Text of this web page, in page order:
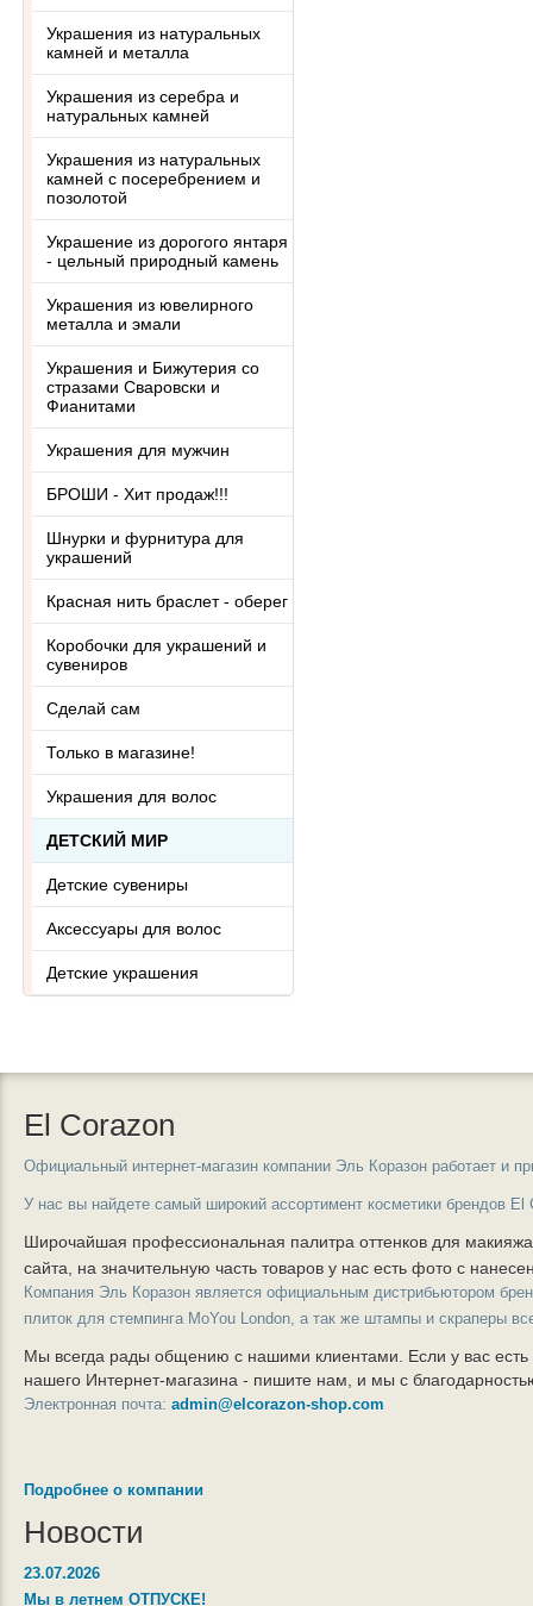
Украшения из натуральных
камней и металла
Украшения из серебра и
натуральных камней
Украшения из натуральных
камней с посеребрением и
позолотой
Украшение из дорогого янтаря
- цельный природный камень
Украшения из ювелирного
металла и эмали
Украшения и Бижутерия со
стразами Сваровски и
Фианитами
Украшения для мужчин
БРОШИ - Хит продаж!!!
Шнурки и фурнитура для
украшений
Красная нить браслет - оберег
Коробочки для украшений и
сувениров
Сделай сам
Только в магазине!
Украшения для волос
ДЕТСКИЙ МИР
Детские сувениры
Аксессуары для волос
Детские украшения
El Corazon
Официальный интернет-магазин компании Эль Коразон работает и
У нас вы найдете самый широкий ассортимент косметики брендов El
Широчайшая профессиональная палитра оттенков для
сайта, на значительную часть товаров у нас есть фото с
Компания Эль Коразон является официальным дистрибьютором
плиток для стемпинга MoYou London, а так же штампы и скраперы
Мы всегда рады общению с нашими клиентами. Если у вас
нашего Интернет-магазина - пишите нам, и мы с
Электронная почта: admin@elcorazon-shop.com
Подробнее о компании
Новости
23.07.2026
Мы в летнем ОТПУСКЕ!